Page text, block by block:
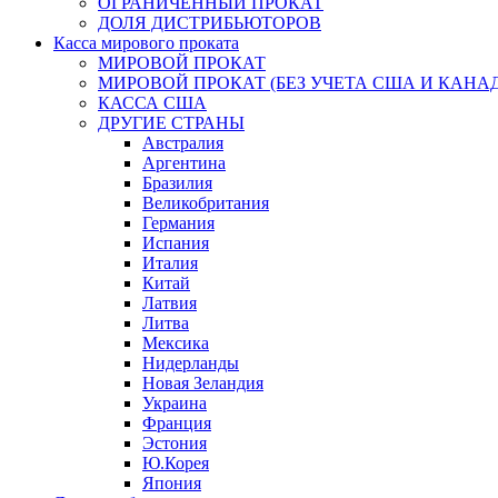
ДОЛЯ ДИСТРИБЬЮТОРОВ
Касса мирового проката
МИРОВОЙ ПРОКАТ
МИРОВОЙ ПРОКАТ (БЕЗ УЧЕТА США И
КАССА США
ДРУГИЕ СТРАНЫ
Австралия
Аргентина
Бразилия
Великобритания
Германия
Испания
Италия
Китай
Латвия
Литва
Мексика
Нидерланды
Новая Зеландия
Украина
Франция
Эстония
Ю.Корея
Япония